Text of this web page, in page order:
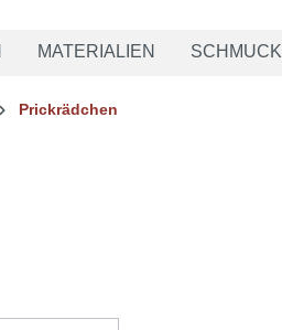
MATERIALIEN SCHMUCK
Prickrädchen